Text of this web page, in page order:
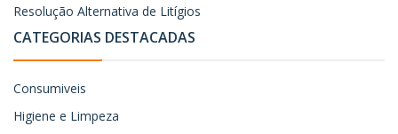
Resolução Alternativa de Litígios
CATEGORIAS DESTACADAS
Consumiveis
Higiene e Limpeza